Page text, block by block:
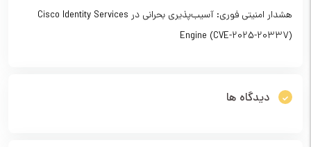
هشدار امنیتی فوری: آسیب‌پذیری بحرانی در Cisco Identity Services
Engine (CVE-2025-20337)
دیدگاه ها